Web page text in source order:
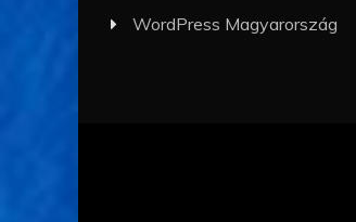
WordPress Magyarország